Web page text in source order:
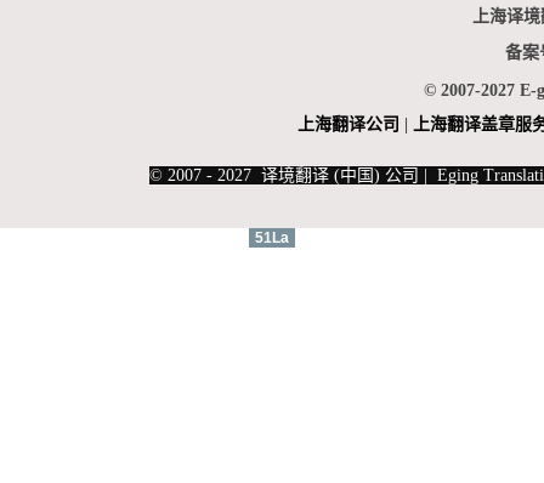
上海译
备案
© 2007-2027 E-
上海翻译公司 上海翻译盖章服
© 2007 - 2027 译境翻译 (中国) 公司 | Eging
51La